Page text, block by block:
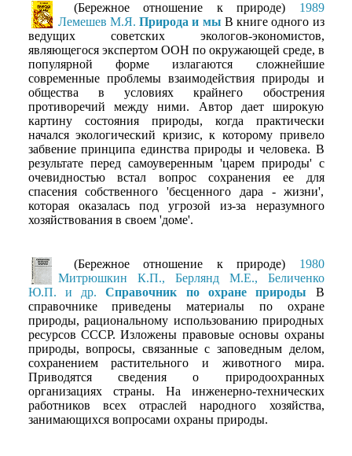
(Бережное отношение к природе) 1989
Лемешев М.Я. Природа и мы В книге одного из
ведущих советских экологов-экономистов,
являющегося экспертом ООН по окружающей среде, в
популярной форме излагаются сложнейшие
современные проблемы взаимодействия природы и
общества в условиях крайнего обострения
противоречий между ними. Автор дает широкую
картину состояния природы, когда практически
начался экологический кризис, к которому привело
забвение принципа единства природы и человека. В
результате перед самоуверенным 'царем природы' с
очевидностью встал вопрос сохранения ее для
спасения собственного 'бесценного дара - жизни',
которая оказалась под угрозой из-за неразумного
хозяйствования в своем 'доме'.
(Бережное отношение к природе) 1980
Митрюшкин К.П., Берлянд М.Е., Беличенко
Ю.П. и др.Справочник по охране природы В
справочнике приведены материалы по охране
природы, рациональному использованию природных
ресурсов СССР. Изложены правовые основы охраны
природы, вопросы, связанные с заповедным делом,
сохранением растительного и животного мира.
Приводятся сведения о природоохранных
организациях страны. На инженерно-технических
работников всех отраслей народного хозяйства,
занимающихся вопросами охраны природы.